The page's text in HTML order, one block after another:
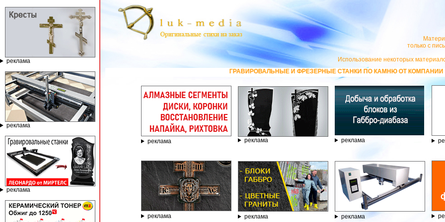
реклама
реклама
реклама
только с
Использование некоторых
ГРАВИРОВАЛЬНЫЕ И ФРЕЗЕРНЫЕ СТАНКИ ПО КАМНЮ ОТ КОМПАНИИ ГРАВЁР -
реклама реклама реклама
реклама реклама реклама